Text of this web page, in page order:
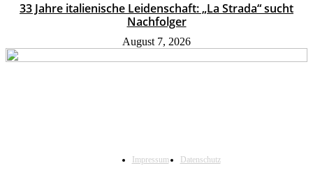
33 Jahre italienische Leidenschaft: „La Strada“ sucht
Nachfolger
August 7, 2026
Impressum Datenschutz